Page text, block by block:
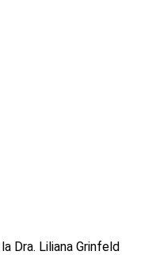
Dra. Liliana Grinfeld